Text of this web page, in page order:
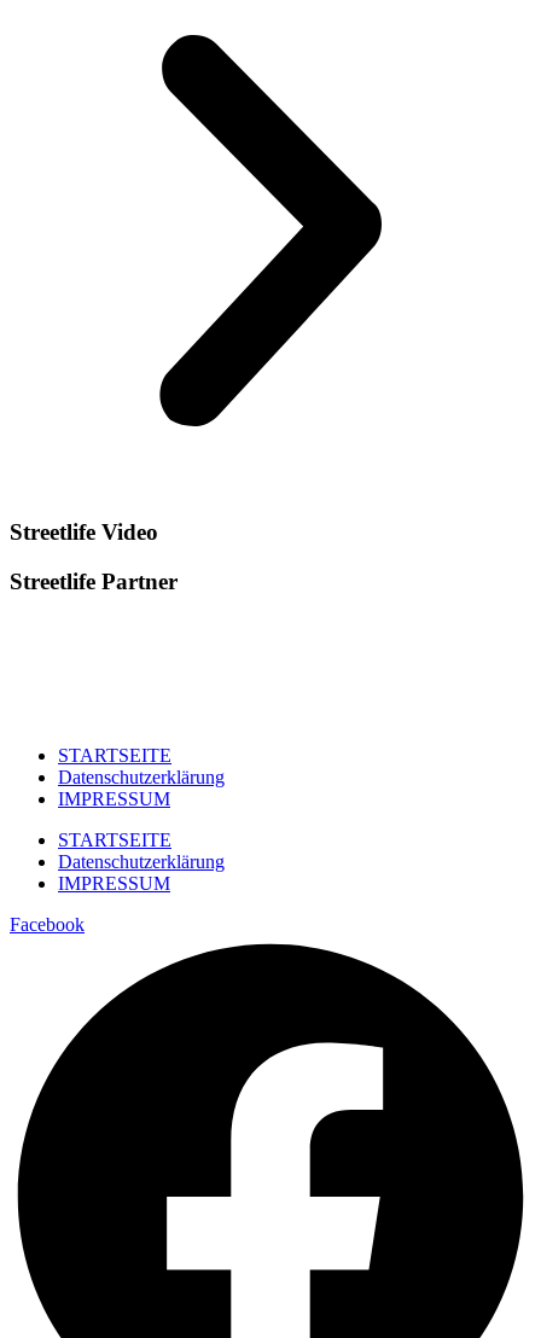
Streetlife Video
Streetlife Partner
STARTSEITE
Datenschutzerklärung
IMPRESSUM
STARTSEITE
Datenschutzerklärung
IMPRESSUM
Facebook